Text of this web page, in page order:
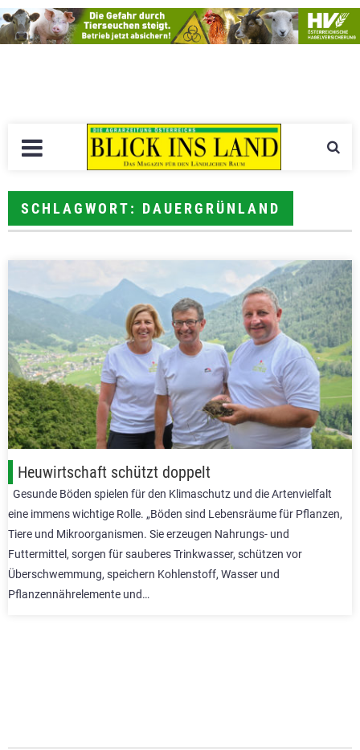
SCHLAGWORT: DAUERGRÜNLAND
Heuwirtschaft schützt doppelt
Gesunde Böden spielen für den Klimaschutz und die Artenvielfalt
eine immens wichtige Rolle. „Böden sind Lebensräume für Pflanzen,
Tiere und Mikroorganismen. Sie erzeugen Nahrungs- und
Futtermittel, sorgen für sauberes Trinkwasser, schützen vor
Überschwemmung, speichern Kohlenstoff, Wasser und
Pflanzennährelemente und…